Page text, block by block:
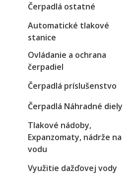
Čerpadlá ostatné
Automatické tlakové
stanice
Ovládanie a ochrana
čerpadiel
Čerpadlá príslušenstvo
Čerpadlá Náhradné diely
Tlakové nádoby,
Expanzomaty, nádrže na
vodu
Využitie dažďovej vody